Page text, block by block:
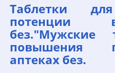
Таблетки
потенции
без."Мужские
повышения
аптеках без.